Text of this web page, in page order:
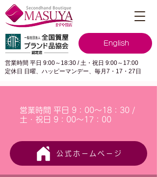
English
営業時間 平日 9:00～18:30 / 土・祝日 9:00～17:00
定休日 日曜、ハッピーマンデー、毎月7・17・27日
営業時間 平日 9：00～18：30 /
土・祝日 9：00～17：00
公式ホームページ